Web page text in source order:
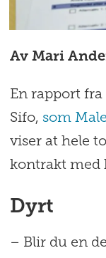
Av Mari
En rapport
Sifo, som
viser at hele
kontrakt med
Dyrt
– Blir du en